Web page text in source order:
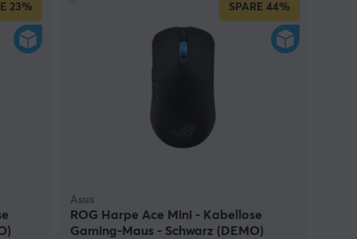
23% SPARE 44%
Asus
ROG Harpe Ace Mini - Kabellose
Gaming-Maus - Schwarz (DEMO)